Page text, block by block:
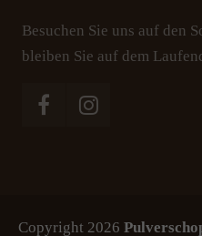
Besuchen Sie uns auf den
bleiben Sie auf dem
Copyright 2026